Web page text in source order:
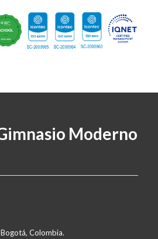
Moderno
Colombia.